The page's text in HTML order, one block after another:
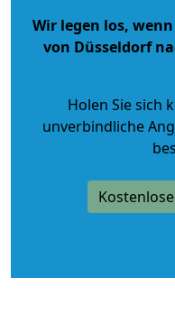
Wir legen los,
von Düsseldorf
Holen Sie sich
unverbindliche